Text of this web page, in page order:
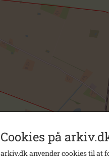
Cookies på
arkiv.dk anvender cookies til at